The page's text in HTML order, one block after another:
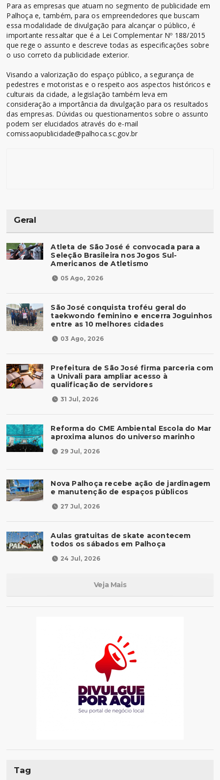
Para as empresas que atuam no segmento de publicidade em
Palhoça e, também, para os empreendedores que buscam
essa modalidade de divulgação para alcançar o público, é
importante ressaltar que é a Lei Complementar Nº 188/2015
que rege o assunto e descreve todas as especificações sobre
o uso correto da publicidade exterior.
Visando a valorização do espaço público, a segurança de
pedestres e motoristas e o respeito aos aspectos históricos e
culturais da cidade, a legislação também leva em
consideração a importância da divulgação para os resultados
das empresas. Dúvidas ou questionamentos sobre o assunto
podem ser elucidados através do e-mail
comissaopublicidade@palhoca.sc.gov.br
Geral
Atleta de São José é convocada para a
Seleção Brasileira nos Jogos Sul-
Americanos de Atletismo
05 Ago, 2026
São José conquista troféu geral do
taekwondo feminino e encerra Joguinhos
entre as 10 melhores cidades
03 Ago, 2026
Prefeitura de São José firma parceria com
a Univali para ampliar acesso à
qualificação de servidores
31 Jul, 2026
Reforma do CME Ambiental Escola do Mar
aproxima alunos do universo marinho
29 Jul, 2026
Nova Palhoça recebe ação de jardinagem
e manutenção de espaços públicos
27 Jul, 2026
Aulas gratuitas de skate acontecem
todos os sábados em Palhoça
24 Jul, 2026
Veja Mais
Tag